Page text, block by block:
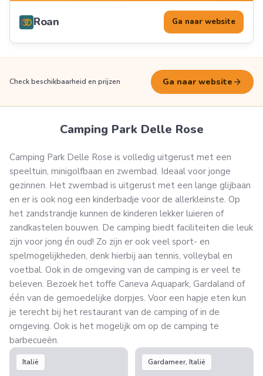
Roan Ga naar website
Check beschikbaarheid en prijzen Ga naar website arrow_forward
Camping Park Delle Rose
Camping Park Delle Rose is volledig uitgerust met een
speeltuin, minigolfbaan en zwembad. Ideaal voor jonge
gezinnen. Het zwembad is uitgerust met een lange glijbaan
en er is ook nog een kinderbadje voor de allerkleinste. Op
het zandstrandje kunnen de kinderen lekker luieren of
zandkastelen bouwen. De camping biedt faciliteiten die leuk
zijn voor jong én oud! Zo zijn er ook veel sport- en
spelmogelijkheden, denk hierbij aan tennis, volleybal en
voetbal. Ook in de omgeving van de camping is er veel te
beleven. Bezoek het toffe Caneva Aquapark, Gardaland of
één van de gemoedelijke dorpjes. Voor een hapje eten kun
je terecht bij het restaurant van de camping of in de
omgeving. Ook is het mogelijk om op de camping te
barbecueën.
Italië Gardameer, Italië